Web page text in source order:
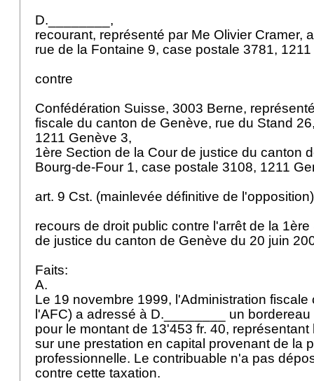
D.________,
recourant, représenté par Me Olivier Cramer,
rue de la Fontaine 9, case postale 3781,
contre
Confédération Suisse, 3003 Berne,
fiscale du canton de Genève, rue du Stand
1211 Genève 3,
1ère Section de la Cour de justice du canton
Bourg-de-Four 1, case postale 3108, 1211
art. 9 Cst. (mainlevée définitive de
recours de droit public contre l'arrêt de la
de justice du canton de Genève du 20 juin
Faits:
A.
Le 19 novembre 1999, l'Administration fiscale
l'AFC) a adressé à D.________ un
pour le montant de 13'453 fr. 40,
sur une prestation en capital provenant de la
professionnelle. Le contribuable n'a pas
contre cette taxation.